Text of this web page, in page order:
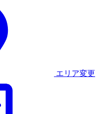
エリア変更